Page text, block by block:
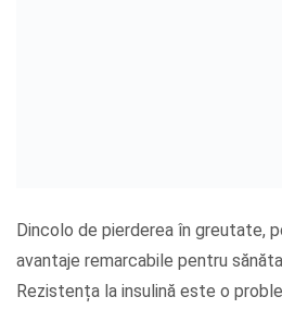
Dincolo de pierderea în greutate,
avantaje remarcabile pentru
Rezistența la insulină este o